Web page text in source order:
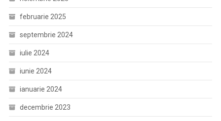
februarie 2025
septembrie 2024
iulie 2024
iunie 2024
ianuarie 2024
decembrie 2023